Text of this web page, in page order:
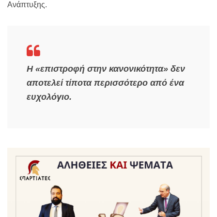
Ανάπτυξης.
Η «επιστροφή στην κανονικότητα» δεν
αποτελεί τίποτα περισσότερο από ένα
ευχολόγιο.